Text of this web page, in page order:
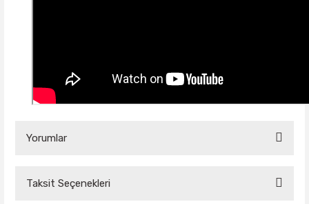
Yorumlar
Taksit Seçenekleri